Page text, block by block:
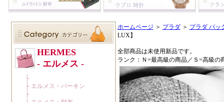
ホームページ ＞ プラダ＞ プラダ バッ
LUX】
全部商品は未使用新品です。
ランク：Ｎ=最高級の商品／Ｓ=高級の